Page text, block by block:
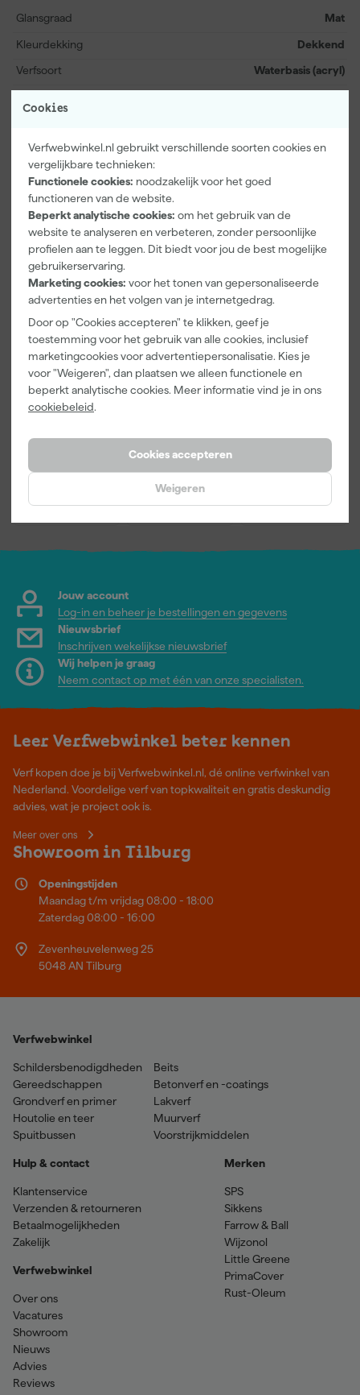
Cookies
Verfwebwinkel.nl gebruikt verschillende soorten cookies en
vergelijkbare technieken:
Functionele cookies: noodzakelijk voor het goed
functioneren van de website.
Beperkt analytische cookies: om het gebruik van de
website te analyseren en verbeteren, zonder persoonlijke
profielen aan te leggen. Dit biedt voor jou de best mogelijke
gebruikerservaring.
Marketing cookies: voor het tonen van gepersonaliseerde
advertenties en het volgen van je internetgedrag.
Door op "Cookies accepteren" te klikken, geef je
toestemming voor het gebruik van alle cookies, inclusief
marketingcookies voor advertentiepersonalisatie. Kies je
voor "Weigeren", dan plaatsen we alleen functionele en
beperkt analytische cookies. Meer informatie vind je in ons
cookiebeleid.
Cookies accepteren
Weigeren
Glansgraad
Mat
Kleurdekking Dekkend
Verfsoort Waterbasis (acryl)
Bekijk alle kenmerken
Vaak gekocht met
Kleurenkaarte
n Pakket
Morgen
incl. BTW
Go!Paint Roll
And Go 1,25L
- Roller 10cm
+ 3
49
incl. BTW
Anza PRO
Mini Antex
Platinum
Muurverfrolle
incl. BTW
Jouw account
Log-in en beheer je bestellingen en gegevens
Nieuwsbrief
Inschrijven wekelijkse nieuwsbrief
Wij helpen je graag
Neem contact op met één van onze specialisten.
Leer Verfwebwinkel beter kennen
Verf kopen doe je bij Verfwebwinkel.nl, dé online verfwinkel van
Nederland. Voordelige verf van topkwaliteit en gratis deskundig
advies, wat je project ook is.
Meer over ons
Showroom in Tilburg
Openingstijden
Maandag t/m vrijdag 08:00 - 18:00
Zaterdag 08:00 - 16:00
Zevenheuvelenweg 25
5048 AN Tilburg
Verfwebwinkel
Schildersbenodigdheden
Gereedschappen
Grondverf en primer
Houtolie en teer
Spuitbussen
Beits
Betonverf en -coatings
Lakverf
Muurverf
Voorstrijkmiddelen
Hulp & contact
Klantenservice
Verzenden & retourneren
Betaalmogelijkheden
Zakelijk
Verfwebwinkel
Over ons
Vacatures
Showroom
Nieuws
Advies
Reviews
Merken
SPS
Sikkens
Farrow & Ball
Wijzonol
Little Greene
PrimaCover
Rust-Oleum